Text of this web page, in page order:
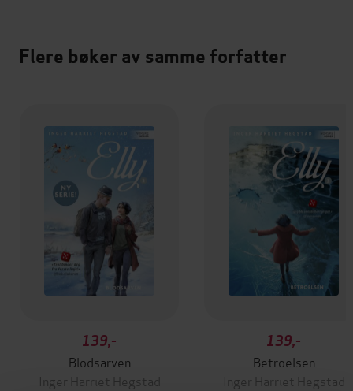
Flere bøker av samme forfatter
139,-
Blodsarven
Inger Harriet Hegstad
139,-
Betroelsen
Inger Harriet Hegstad